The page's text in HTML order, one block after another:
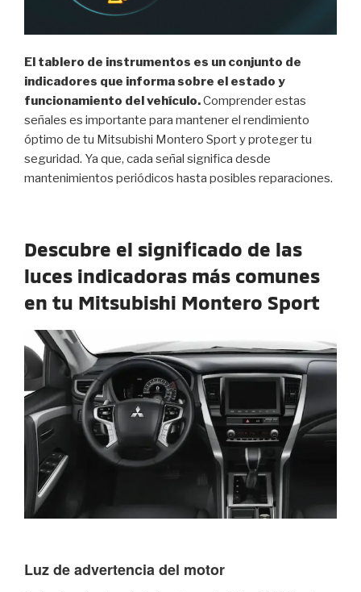
El tablero de instrumentos es un conjunto de
indicadores que informa sobre el estado y
funcionamiento del vehículo.Comprender estas
señales es importante para mantener el rendimiento
óptimo de tu Mitsubishi Montero Sport y proteger tu
seguridad. Ya que, cada señal significa desde
mantenimientos periódicos hasta posibles reparaciones.
Descubre el significado de las
luces indicadoras más comunes
en tu Mitsubishi Montero Sport
Luz de advertencia del motor